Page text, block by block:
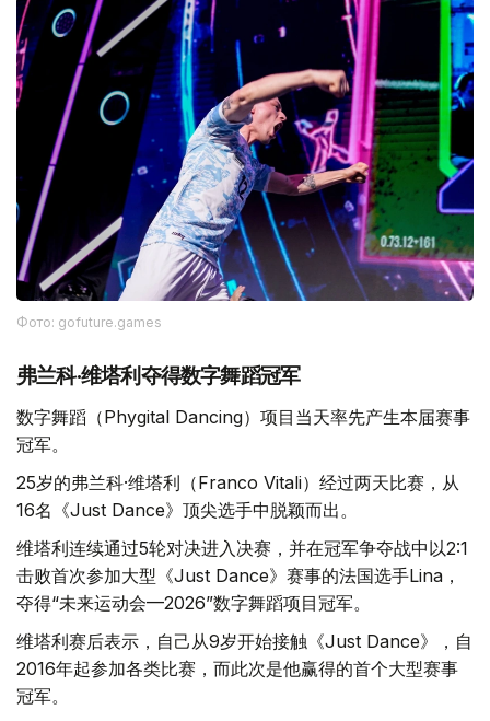
Фото: gofuture.games
弗兰科·维塔利夺得数字舞蹈冠军
数字舞蹈（Phygital Dancing）项目当天率先产生本届赛事
冠军。
25岁的弗兰科·维塔利（Franco Vitali）经过两天比赛，从
16名《Just Dance》顶尖选手中脱颖而出。
维塔利连续通过5轮对决进入决赛，并在冠军争夺战中以2:1
击败首次参加大型《Just Dance》赛事的法国选手Lina，
夺得“未来运动会—2026”数字舞蹈项目冠军。
维塔利赛后表示，自己从9岁开始接触《Just Dance》，自
2016年起参加各类比赛，而此次是他赢得的首个大型赛事
冠军。